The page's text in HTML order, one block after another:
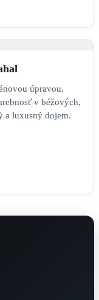
úpravou.
v béžových,
a luxusný dojem.